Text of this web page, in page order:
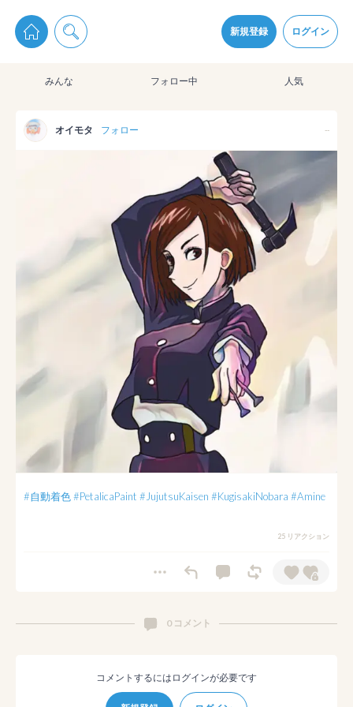
新規登録 ログイン
pixiv Sketchは2024年5月28日付で プライパシーポリシーを改定しました。
通知を受け取るにはここをクリックします
pixiv Sketchアプリでさらに快適に！
みんな フォロー中 人気
オイモタ フォロー --
#自動着色#PetalicaPaint #JujutsuKaisen #KugisakiNobara #Amine
25 リアクション
0 コメント
コメントするにはログインが必要です